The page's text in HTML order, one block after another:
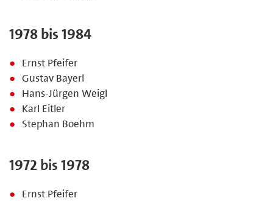
1978 bis 1984
Ernst Pfeifer
Gustav Bayerl
Hans-Jürgen Weigl
Karl Eitler
Stephan Boehm
1972 bis 1978
Ernst Pfeifer